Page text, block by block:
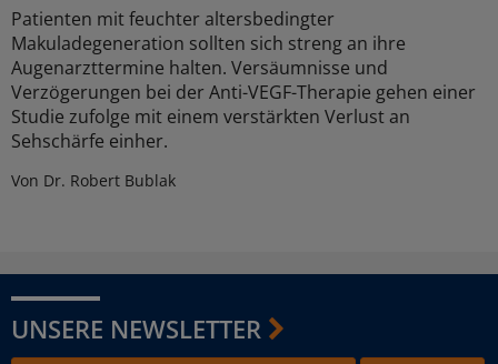
Patienten mit feuchter altersbedingter
Makuladegeneration sollten sich streng an ihre
Augenarzttermine halten. Versäumnisse und
Verzögerungen bei der Anti-VEGF-Therapie gehen einer
Studie zufolge mit einem verstärkten Verlust an
Sehschärfe einher.
Von Dr. Robert Bublak
UNSERE NEWSLETTER